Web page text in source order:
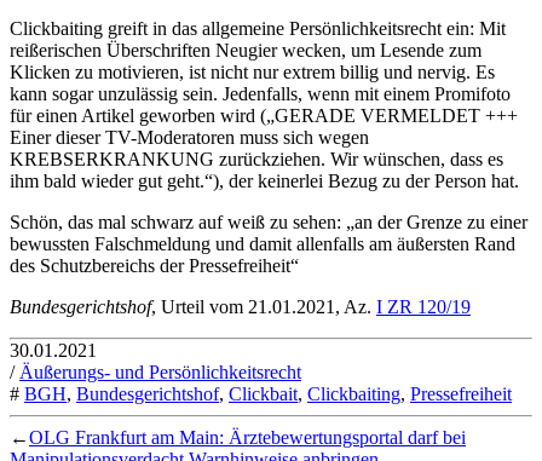
Clickbaiting greift in das allgemeine Persönlichkeitsrecht ein: Mit
reißerischen Überschriften Neugier wecken, um Lesende zum
Klicken zu motivieren, ist nicht nur extrem billig und nervig. Es
kann sogar unzulässig sein. Jedenfalls, wenn mit einem Promifoto
für einen Artikel geworben wird („GERADE VERMELDET +++
Einer dieser TV-Moderatoren muss sich wegen
KREBSERKRANKUNG zurückziehen. Wir wünschen, dass es
ihm bald wieder gut geht.“), der keinerlei Bezug zu der Person hat.
Schön, das mal schwarz auf weiß zu sehen: „an der Grenze zu einer
bewussten Falschmeldung und damit allenfalls am äußersten Rand
des Schutzbereichs der Pressefreiheit“
Bundesgerichtshof, Urteil vom 21.01.2021, Az. I ZR 120/19
30.01.2021
/Äußerungs- und Persönlichkeitsrecht
# BGH, Bundesgerichtshof, Clickbait, Clickbaiting, Pressefreiheit
←OLG Frankfurt am Main: Ärztebewertungsportal darf bei